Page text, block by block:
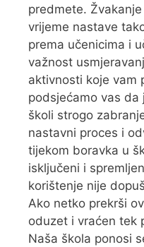
predmete.
vrijeme nastave
prema učenicima i
važnost
aktivnosti koje vam
podsjećamo vas
školi strogo
nastavni proces i
tijekom boravka u
isključeni i
korištenje nije
Ako netko prekrši
oduzet i vraćen tek
Naša škola ponosi